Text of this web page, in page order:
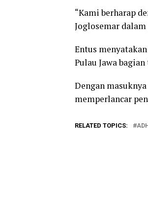
“Kami berharap
Joglosemar
Entus
Pulau Jawa
Dengan
memperlancar
RELATED TOPICS: